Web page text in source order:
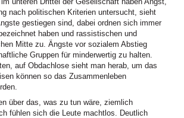
nach politischen Kriterien untersucht, sieht
gestiegen sind, dabei ordnen sich immer
haben und rassistischen und
Mitte zu. Ängste vor sozialem Abstieg
Gruppen für minderwertig zu halten.
auf Obdachlose sieht man herab, um das
können so das Zusammenleben
über das, was zu tun wäre, ziemlich
fühlen sich die Leute machtlos. Deutlich